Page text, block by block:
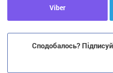
Viber
Сподобалось?